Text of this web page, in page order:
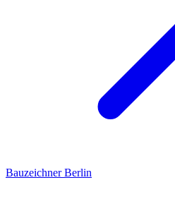
Bauzeichner Berlin